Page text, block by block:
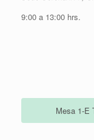
9:00 a 13:00 hrs.
Mesa 1-E